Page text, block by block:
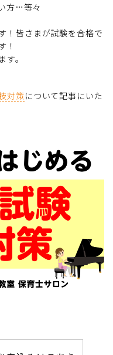
方…等々
！皆さまが試験を合格で
！
。
対策について記事にいた